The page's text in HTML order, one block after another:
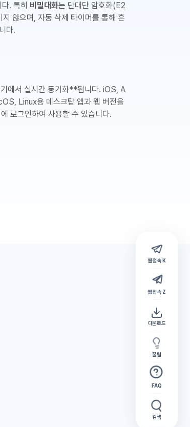
웹 접속 K
웹 접속 Z
다운로드
꿀팁
FAQ
검색
. 특히 비밀대화는 단대단 암호화(E2
않으며, 자동 삭제 타이머를 통해 흔
다.
에서 실시간 동기화**됩니다. iOS, A
Linux용 데스크탑 앱과 웹 버전을
로그인하여 사용할 수 있습니다.